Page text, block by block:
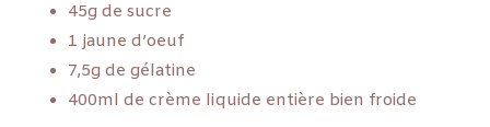
45g de sucre
1 jaune d’oeuf
7,5g de gélatine
400ml de crème liquide entière bien froide